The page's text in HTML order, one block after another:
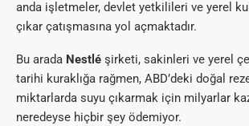
anda işletmeler, devlet yetkilileri ve yerel
çıkar çatışmasına yol açmaktadır.
Bu arada Nestlé şirketi, sakinleri ve yerel
tarihi kuraklığa rağmen, ABD’deki doğal
miktarlarda suyu çıkarmak için milyarlar
neredeyse hiçbir şey ödemiyor.